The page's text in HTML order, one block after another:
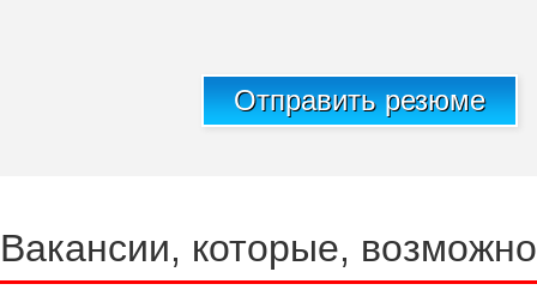
Отправить резюме
Вакансии, которые,